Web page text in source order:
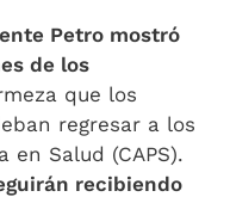
Petro mostró
de los
que los
regresar a los
en Salud (CAPS).
recibiendo